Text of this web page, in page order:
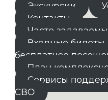
Экскурсии
Контакты
Часто
Входные билеты.
бесплатное
План
Сервисы
СВО